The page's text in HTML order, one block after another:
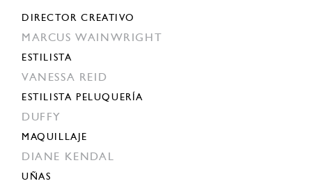
DIRECTOR CREATIVO
MARCUS WAINWRIGHT
ESTILISTA
VANESSA REID
ESTILISTA PELUQUERÍA
DUFFY
MAQUILLAJE
DIANE KENDAL
UÑAS